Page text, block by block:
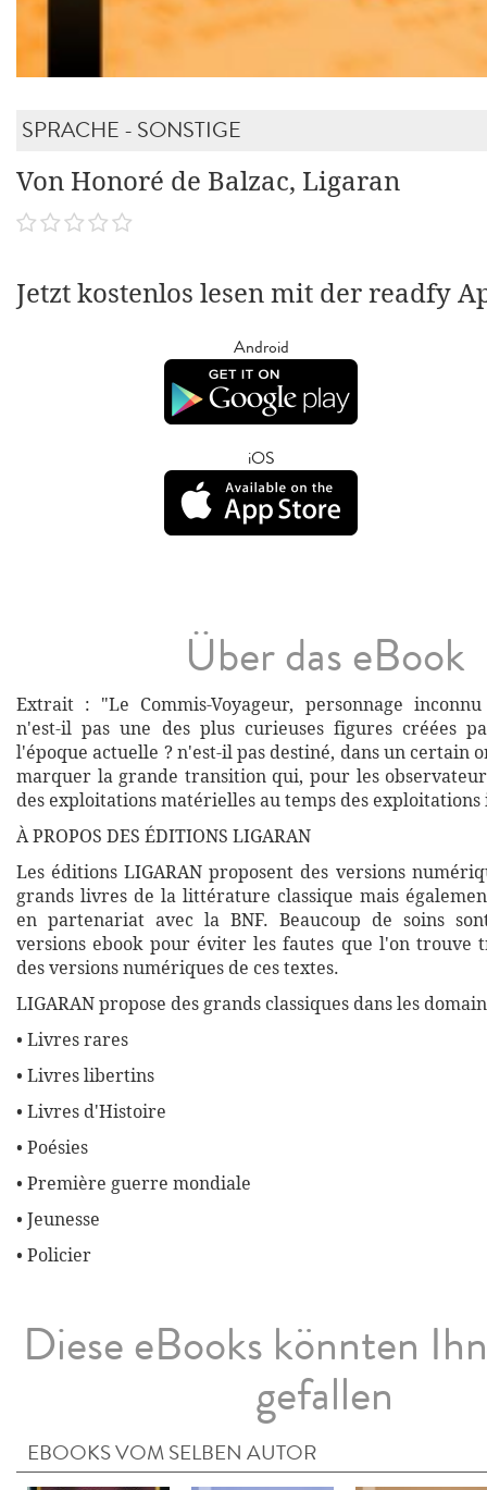
SPRACHE - SONSTIGE
Von Honoré de Balzac, Ligaran
Jetzt kostenlos lesen mit der readfy
Android
iOS
Über das eBook
Extrait : "Le Commis-Voyageur, personnage
n'est-il pas une des plus curieuses figures créées
l'époque actuelle ? n'est-il pas destiné, dans un certain
marquer la grande transition qui, pour les
des exploitations matérielles au temps des
À PROPOS DES ÉDITIONS LIGARAN
Les éditions LIGARAN proposent des versions
grands livres de la littérature classique mais
en partenariat avec la BNF. Beaucoup de soins
versions ebook pour éviter les fautes que l'on trouve
des versions numériques de ces textes.
LIGARAN propose des grands classiques dans les
• Livres rares
• Livres libertins
• Livres d'Histoire
• Poésies
• Première guerre mondiale
• Jeunesse
• Policier
Diese eBooks könnten
gefallen
EBOOKS VOM SELBEN AUTOR